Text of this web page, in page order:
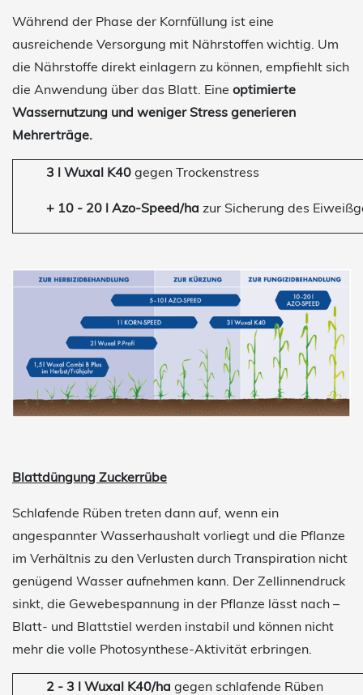
Während der Phase der Kornfüllung ist eine
ausreichende Versorgung mit Nährstoffen wichtig. Um
die Nährstoffe direkt einlagern zu können, empfiehlt sich
die Anwendung über das Blatt. Eine optimierte
Wassernutzung und weniger Stress generieren
Mehrerträge.
3 l Wuxal K40 gegen Trockenstress
+ 10 - 20 l Azo-Speed/ha zur Sicherung des
Blattdüngung Zuckerrübe
Schlafende Rüben treten dann auf, wenn ein
angespannter Wasserhaushalt vorliegt und die Pflanze
im Verhältnis zu den Verlusten durch Transpiration nicht
genügend Wasser aufnehmen kann. Der Zellinnendruck
sinkt, die Gewebespannung in der Pflanze lässt nach –
Blatt- und Blattstiel werden instabil und können nicht
mehr die volle Photosynthese-Aktivität erbringen.
2 - 3 l Wuxal K40/ha gegen schlafende Rüben